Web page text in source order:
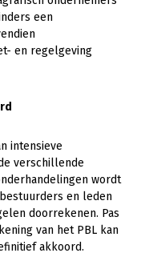
een
en regelgeving
intensieve
verschillende
wordt
en leden
doorrekenen. Pas
van het PBL kan
akkoord.